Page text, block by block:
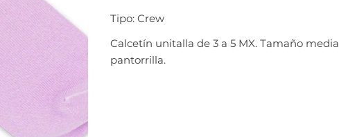
Tipo: Crew
Calcetín unitalla de 3 a 5 MX. Tamaño media
pantorrilla.